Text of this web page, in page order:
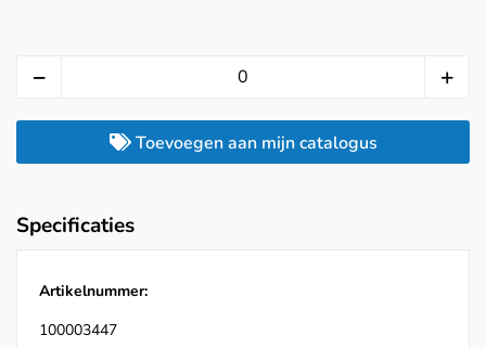
Toevoegen aan mijn catalogus
Specificaties
Artikelnummer:
100003447